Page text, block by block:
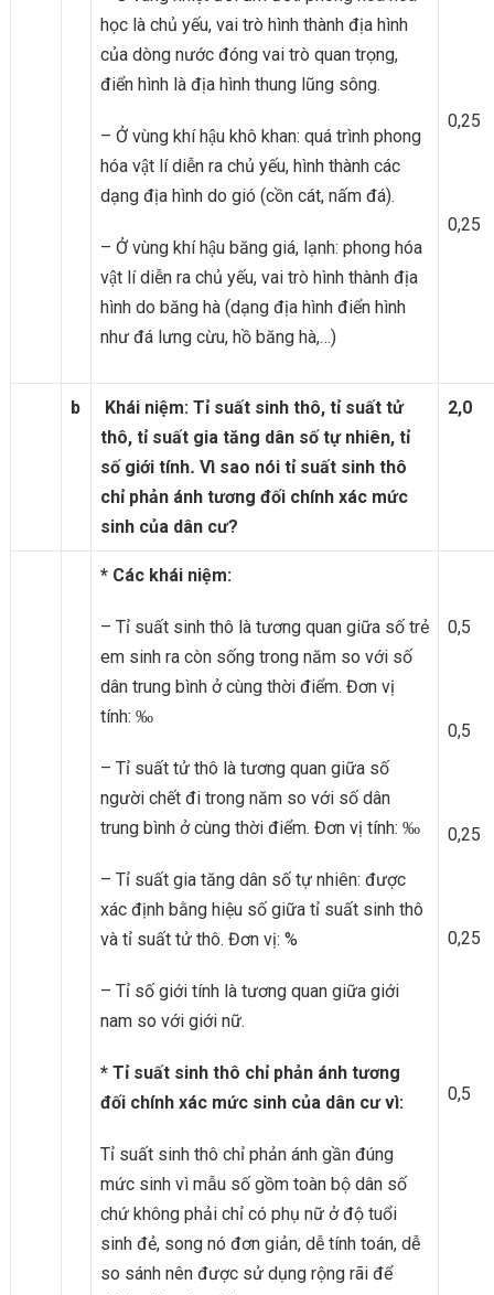
học là chủ yếu, vai trò hình thành địa hình
của dòng nước đóng vai trò quan trọng,
điển hình là địa hình thung lũng sông.
– Ở vùng khí hậu khô khan: quá trình phong
hóa vật lí diễn ra chủ yếu, hình thành các
dạng địa hình do gió (cồn cát, nấm đá).
– Ở vùng khí hậu băng giá, lạnh: phong hóa
vật lí diễn ra chủ yếu, vai trò hình thành địa
hình do băng hà (dạng địa hình điển hình
như đá lưng cừu, hồ băng hà,…)
0,25
0,25
b
Khái niệm: Tỉ suất sinh thô, tỉ suất tử
thô, tỉ suất gia tăng dân số tự nhiên, tỉ
số giới tính. Vì sao nói tỉ suất sinh thô
chỉ phản ánh tương đối chính xác mức
sinh của dân cư?
2,0
* Các khái niệm:
– Tỉ suất sinh thô là tương quan giữa số trẻ
em sinh ra còn sống trong năm so với số
dân trung bình ở cùng thời điểm. Đơn vị
tính: ‰
– Tỉ suất tử thô là tương quan giữa số
người chết đi trong năm so với số dân
trung bình ở cùng thời điểm. Đơn vị tính: ‰
– Tỉ suất gia tăng dân số tự nhiên: được
xác định bằng hiệu số giữa tỉ suất sinh thô
và tỉ suất tử thô. Đơn vị: %
– Tỉ số giới tính là tương quan giữa giới
nam so với giới nữ.
* Tỉ suất sinh thô chỉ phản ánh tương
đối chính xác mức sinh của dân cư vì:
Tỉ suất sinh thô chỉ phản ánh gần đúng
mức sinh vì mẫu số gồm toàn bộ dân số
chứ không phải chỉ có phụ nữ ở độ tuổi
sinh đẻ, song nó đơn giản, dễ tính toán, dễ
so sánh nên được sử dụng rộng rãi để
0,5
0,5
0,25
0,25
0,5